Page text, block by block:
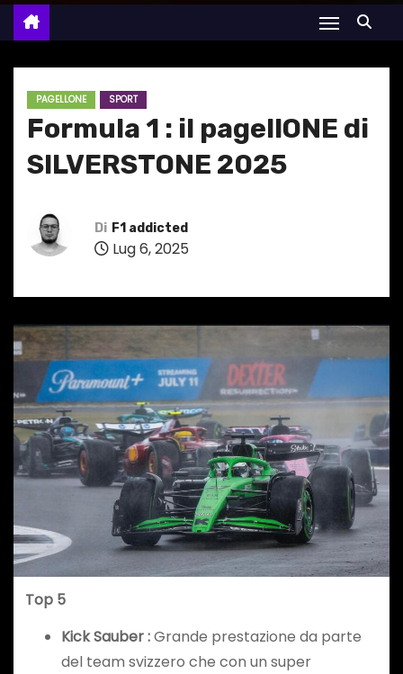
PAGELLONE SPORT
Formula 1 : il pagellONE di
SILVERSTONE 2025
Di F1 addicted
Lug 6, 2025
Top 5
Kick Sauber :Grande prestazione da parte
del team svizzero che con un super